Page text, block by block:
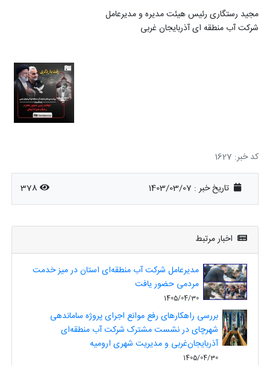
مجید رستگاری رئیس هیئت مدیره و مدیرعامل
شرکت آب منطقه ای آذربایجان غربی
کد خبر: 1627
تاریخ خبر : 1403/03/07 378
اخبار مرتبط
مدیرعامل شرکت آب منطقه‌ای استان در میز خدمت
مردمی حضور یافت
1405/04/30
بررسی راهکارهای رفع موانع اجرای پروژه ساماندهی
شهرچای در نشست مشترک شرکت آب منطقه‌ای
آذربایجان‌غربی و مدیریت شهری ارومیه
1405/04/30